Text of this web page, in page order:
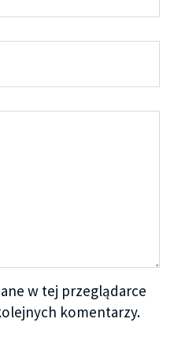
w tej przeglądarce
komentarzy.